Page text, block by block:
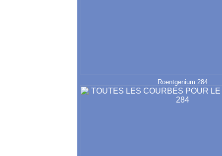
Roentgenium 284